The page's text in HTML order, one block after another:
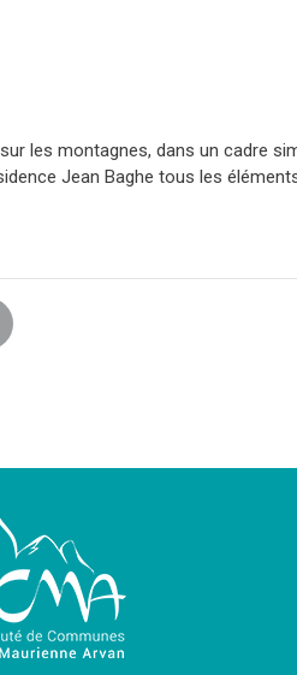
les montagnes, dans un cadre
Jean Baghe tous les